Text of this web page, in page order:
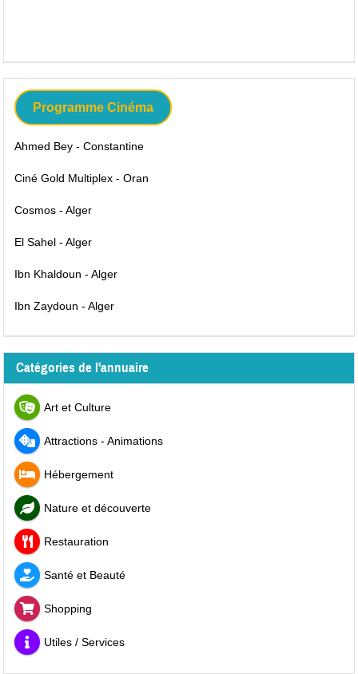
Programme Cinéma
Ahmed Bey - Constantine
Ciné Gold Multiplex - Oran
Cosmos - Alger
El Sahel - Alger
Ibn Khaldoun - Alger
Ibn Zaydoun - Alger
Catégories de l'annuaire
Art et Culture
Attractions - Animations
Hébergement
Nature et découverte
Restauration
Santé et Beauté
Shopping
Utiles / Services